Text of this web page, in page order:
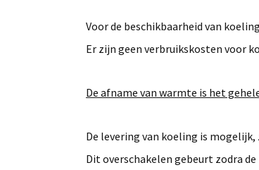
Voor de beschikbaarheid van
Er zijn geen verbruikskosten voor
De afname van warmte is het
De levering van koeling is
Dit overschakelen gebeurt zodra